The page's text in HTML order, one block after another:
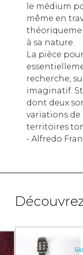
le médium
même en
à sa nature.
La pièce
recherche,
imaginatif.
dont deux
variations de
territoires
- Alfredo